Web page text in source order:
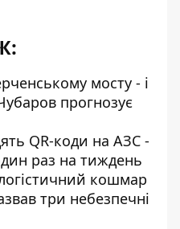
мосту - і
прогнозує
QR-коди на АЗС -
раз на тиждень
кошмар
три небезпечні